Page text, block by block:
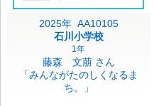
2025年 AA10105
石川小学校
1年
藤森 文萠 さん
「みんながたのしくなるま
ち。」